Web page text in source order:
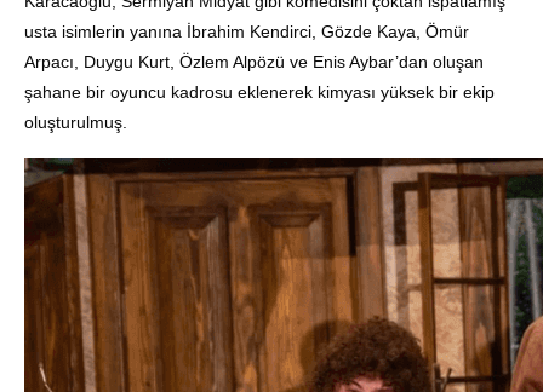
usta isimlerin yanına İbrahim Kendirci, Gözde Kaya, Ömür
Arpacı, Duygu Kurt, Özlem Alpözü ve Enis Aybar’dan oluşan
şahane bir oyuncu kadrosu eklenerek kimyası yüksek bir ekip
oluşturulmuş.